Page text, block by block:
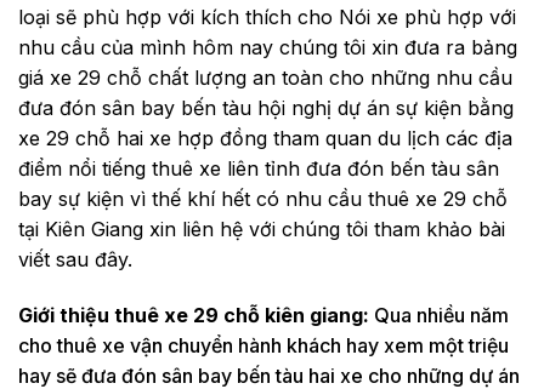
loại sẽ phù hợp với kích thích cho Nói xe phù hợp với
nhu cầu của mình hôm nay chúng tôi xin đưa ra bảng
giá xe 29 chỗ chất lượng an toàn cho những nhu cầu
đưa đón sân bay bến tàu hội nghị dự án sự kiện bằng
xe 29 chỗ hai xe hợp đồng tham quan du lịch các địa
điểm nổi tiếng thuê xe liên tỉnh đưa đón bến tàu sân
bay sự kiện vì thế khí hết có nhu cầu thuê xe 29 chỗ
tại Kiên Giang xin liên hệ với chúng tôi tham khảo bài
viết sau đây.
Giới thiệu thuê xe 29 chỗ kiên giang: Qua nhiều năm
cho thuê xe vận chuyển hành khách hay xem một triệu
hay sẽ đưa đón sân bay bến tàu hai xe cho những dự án